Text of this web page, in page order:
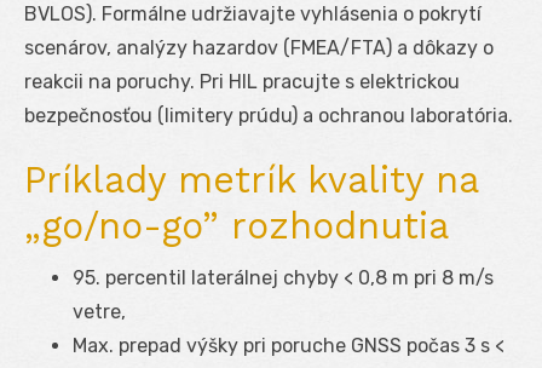
BVLOS). Formálne udržiavajte vyhlásenia o pokrytí
scenárov, analýzy hazardov (FMEA/FTA) a dôkazy o
reakcii na poruchy. Pri HIL pracujte s elektrickou
bezpečnosťou (limitery prúdu) a ochranou laboratória.
Príklady metrík kvality na
„go/no-go” rozhodnutia
95. percentil laterálnej chyby < 0,8 m pri 8 m/s
vetre,
Max. prepad výšky pri poruche GNSS počas 3 s <